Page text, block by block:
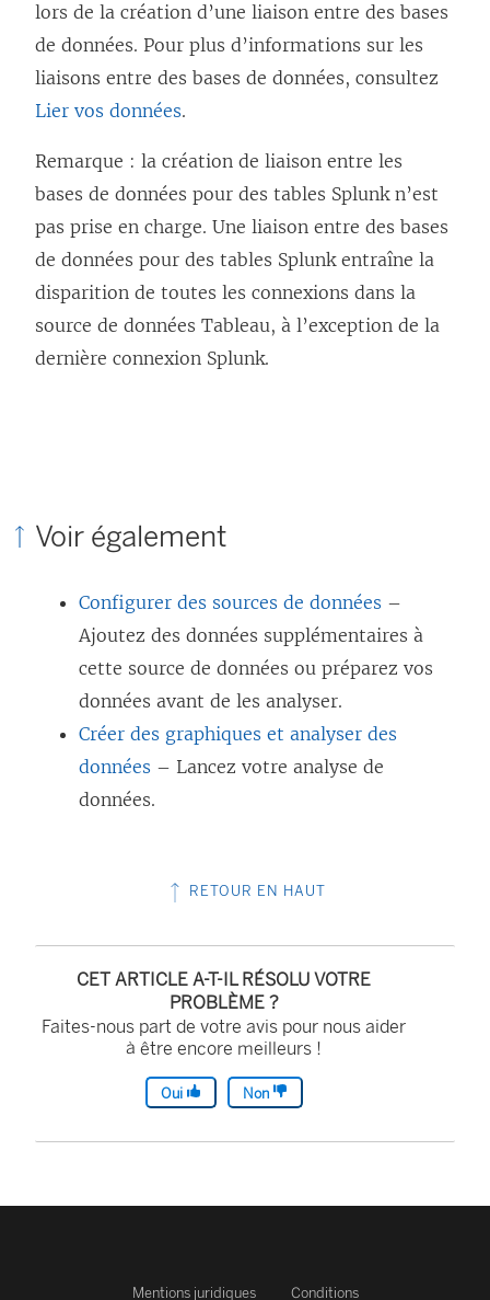
lors de la création d’une liaison entre des bases
de données. Pour plus d’informations sur les
liaisons entre des bases de données, consultez
Lier vos données.
Remarque : la création de liaison entre les
bases de données pour des tables Splunk n’est
pas prise en charge. Une liaison entre des bases
de données pour des tables Splunk entraîne la
disparition de toutes les connexions dans la
source de données Tableau, à l’exception de la
dernière connexion Splunk.
Voir également
Configurer des sources de données –
Ajoutez des données supplémentaires à
cette source de données ou préparez vos
données avant de les analyser.
Créer des graphiques et analyser des
données – Lancez votre analyse de
données.
RETOUR EN HAUT
CET ARTICLE A-T-IL RÉSOLU VOTRE
PROBLÈME ?
Faites-nous part de votre avis pour nous aider
à être encore meilleurs !
Oui Non
Mentions juridiques Conditions